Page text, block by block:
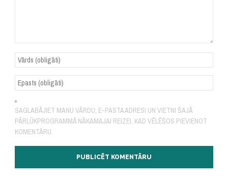
SAGLABĀJIET MANU VĀRDU, E-PASTA ADRESI UN VIETNI ŠAJĀ
PĀRLŪKPROGRAMMĀ NĀKAMAJAI REIZEI, KAD VĒLĒŠOS PIEVIENOT
KOMENTĀRU.